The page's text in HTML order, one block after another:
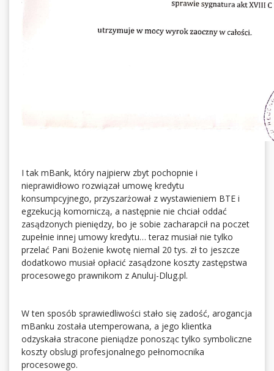
I tak mBank, który najpierw zbyt pochopnie i
nieprawidłowo rozwiązał umowę kredytu
konsumpcyjnego, przyszarżował z wystawieniem BTE i
egzekucją komorniczą, a następnie nie chciał oddać
zasądzonych pieniędzy, bo je sobie zacharapcił na poczet
zupełnie innej umowy kredytu… teraz musiał nie tylko
przelać Pani Bożenie kwotę niemal 20 tys. zł to jeszcze
dodatkowo musiał opłacić zasądzone koszty zastępstwa
procesowego prawnikom z Anuluj-Dlug.pl.
W ten sposób sprawiedliwości stało się zadość, arogancja
mBanku została utemperowana, a jego klientka
odzyskała stracone pieniądze ponosząc tylko symboliczne
koszty obslugi profesjonalnego pełnomocnika
procesowego.